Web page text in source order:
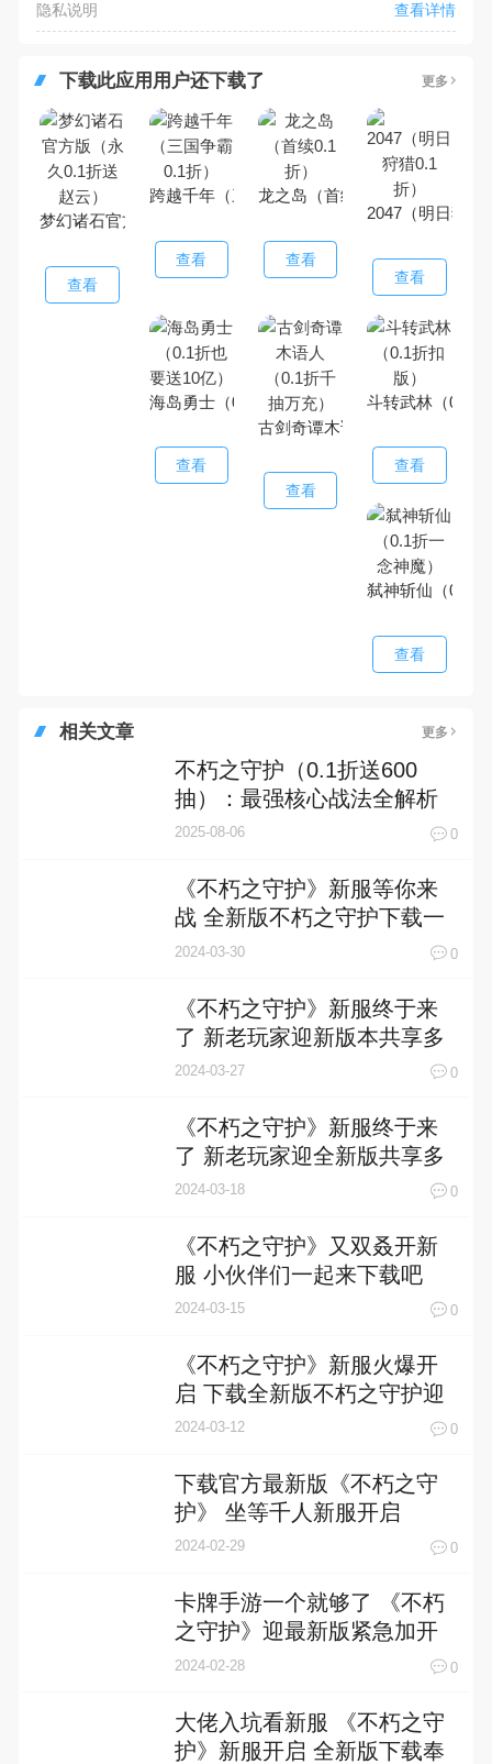
隐私说明 查看详情
下载此应用用户还下载了 更多
梦幻诸石官方版（永久0.1折送赵云）
查看
跨越千年（三国争霸0.1折）
查看
龙之岛（首续0.1折）
查看
2047（明日狩猎
查看
海岛勇士（0.1折也要送10亿）
查看
古剑奇谭木语人（0.1折千抽万
查看
斗转武林（0.1
查看
弑神斩仙（0.1
查看
相关文章 更多
不朽之守护（0.1折送600
抽）：最强核心战法全解析
2025-08-06 0
《不朽之守护》新服等你来
战 全新版不朽之守护下载一
并送上
2024-03-30 0
《不朽之守护》新服终于来
了 新老玩家迎新版本共享多
重大礼包
2024-03-27 0
《不朽之守护》新服终于来
了 新老玩家迎全新版共享多
重福利
2024-03-18 0
《不朽之守护》又双叒开新
服 小伙伴们一起来下载吧
2024-03-15 0
《不朽之守护》新服火爆开
启 下载全新版不朽之守护迎
接新征程
2024-03-12 0
下载官方最新版《不朽之守
护》 坐等千人新服开启
2024-02-29 0
卡牌手游一个就够了 《不朽
之守护》迎最新版紧急加开
新服
2024-02-28 0
大佬入坑看新服 《不朽之守
护》新服开启 全新版下载奉